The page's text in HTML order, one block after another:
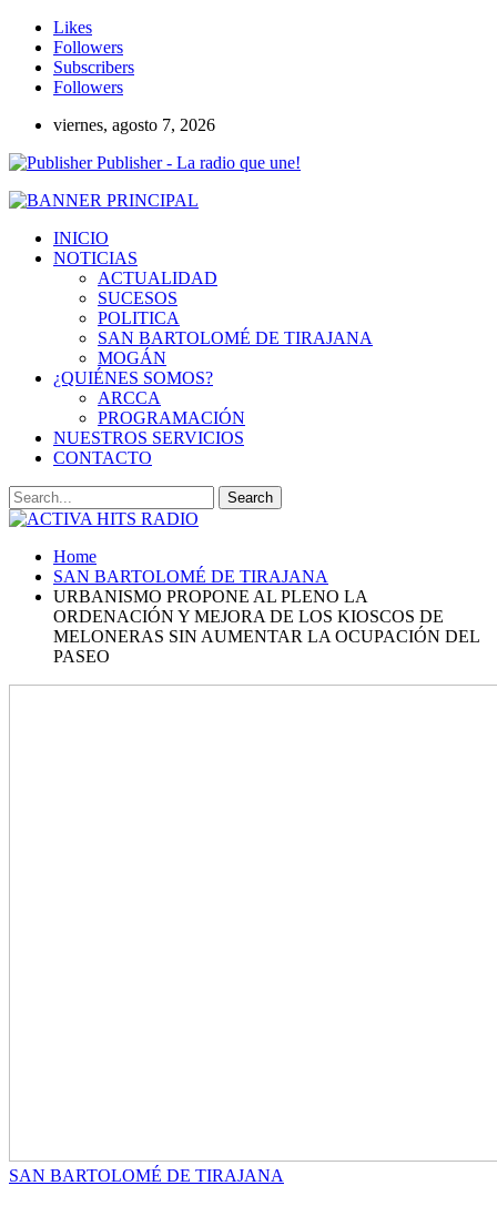
Likes
Followers
Subscribers
Followers
viernes, agosto 7, 2026
Publisher - La radio que une!
INICIO
NOTICIAS
ACTUALIDAD
SUCESOS
POLITICA
SAN BARTOLOMÉ DE TIRAJANA
MOGÁN
¿QUIÉNES SOMOS?
ARCCA
PROGRAMACIÓN
NUESTROS SERVICIOS
CONTACTO
Home
SAN BARTOLOMÉ DE TIRAJANA
URBANISMO PROPONE AL PLENO LA
ORDENACIÓN Y MEJORA DE LOS KIOSCOS DE
MELONERAS SIN AUMENTAR LA OCUPACIÓN DEL
PASEO
SAN BARTOLOMÉ DE TIRAJANA